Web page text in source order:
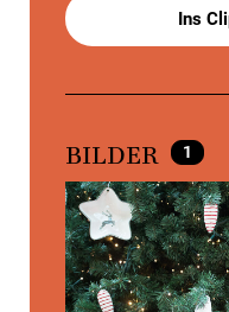
Ins
BILDER 1